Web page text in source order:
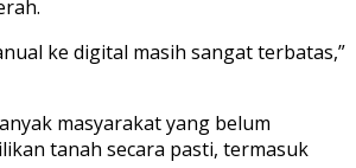
ke digital masih sangat terbatas,”
masyarakat yang belum
tanah secara pasti, termasuk